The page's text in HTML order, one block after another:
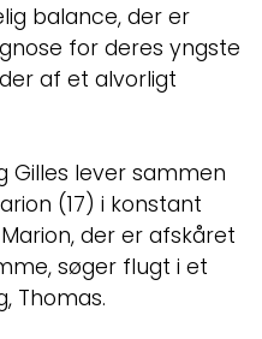
balance, der er
for deres yngste
af et alvorligt
Gilles lever sammen
(17) i konstant
der er afskåret
søger flugt i et
Thomas.